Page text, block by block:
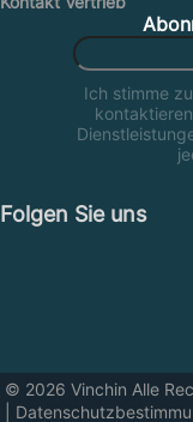
Ich stimme
Folgen Sie uns
© 2026 Vinchin Alle